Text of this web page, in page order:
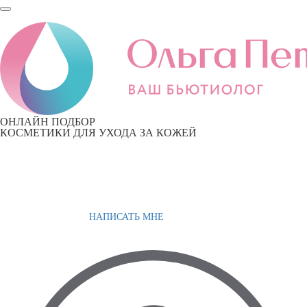
ОНЛАЙН ПОДБОР
КОСМЕТИКИ ДЛЯ УХОДА ЗА КОЖЕЙ
НАПИСАТЬ МНЕ